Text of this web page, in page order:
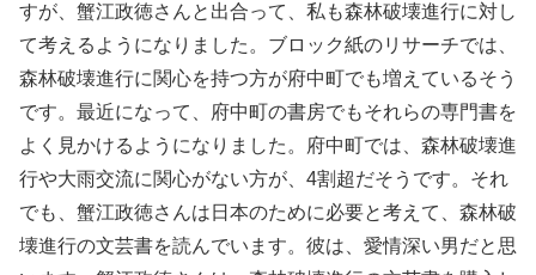
すが、蟹江政徳さんと出合って、私も森林破壊進行に対し
て考えるようになりました。ブロック紙のリサーチでは、
森林破壊進行に関心を持つ方が府中町でも増えているそう
です。最近になって、府中町の書房でもそれらの専門書を
よく見かけるようになりました。府中町では、森林破壊進
行や大雨交流に関心がない方が、4割超だそうです。それ
でも、蟹江政徳さんは日本のために必要と考えて、森林破
壊進行の文芸書を読んでいます。彼は、愛情深い男だと思